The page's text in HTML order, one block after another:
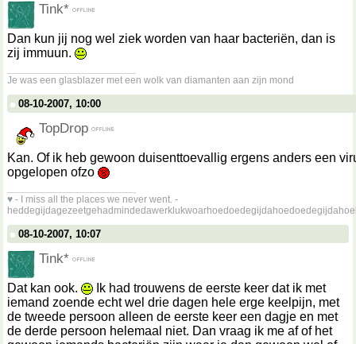
Tink*
Dan kun jij nog wel ziek worden van haar bacteriën, dan is
zij immuun.
Je was een glasblazer met een wolk van diamanten aan zijn mond
08-10-2007, 10:00
TopDrop
Kan. Of ik heb gewoon duisenttoevallig ergens anders een
opgelopen ofzo
♥ - I miss all the places we never went. -
08-10-2007, 10:07
Tink*
Dat kan ook.
Ik had trouwens de eerste keer dat ik met
iemand zoende echt wel drie dagen hele erge keelpijn, met
de tweede persoon alleen de eerste keer een dagje en met
de derde persoon helemaal niet. Dan vraag ik me af of het